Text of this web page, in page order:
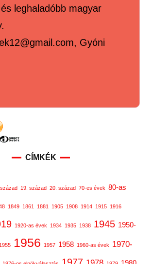
leghaladóbb magyar
Gyóni
CÍMKÉK
19. század 20. század 70-es évek 80-as
1849 1861 1881 1905 1908 1914 1915 1916
1920-as évek 1934 1935 1938 1945 1950-
1955 1956 1957 1958 1960-as évek
1970-